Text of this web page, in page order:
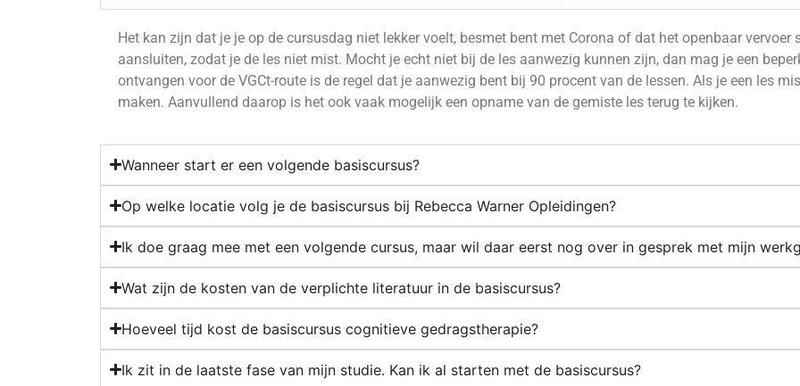
Het kan zijn dat je je op de cursusdag niet lekker voelt, besmet bent met Corona of dat het openbaar vervoer
aansluiten, zodat je de les niet mist. Mocht je echt niet bij de les aanwezig kunnen zijn, dan mag je een
ontvangen voor de VGCt-route is de regel dat je aanwezig bent bij 90 procent van de lessen. Als je een les
maken. Aanvullend daarop is het ook vaak mogelijk een opname van de gemiste les terug te kijken.
Wanneer start er een volgende basiscursus?
Op welke locatie volg je de basiscursus bij Rebecca Warner Opleidingen?
Ik doe graag mee met een volgende cursus, maar wil daar eerst nog over in gesprek met mijn
Wat zijn de kosten van de verplichte literatuur in de basiscursus?
Hoeveel tijd kost de basiscursus cognitieve gedragstherapie?
Ik zit in de laatste fase van mijn studie. Kan ik al starten met de basiscursus?